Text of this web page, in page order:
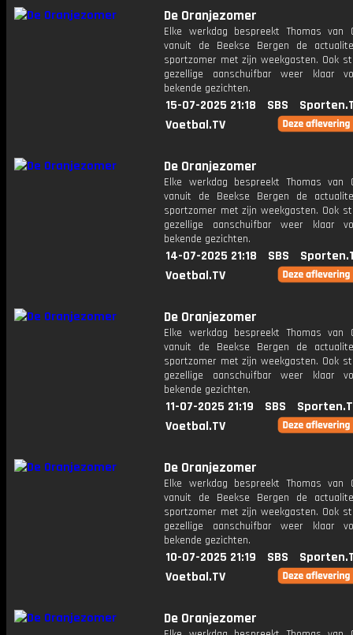
De Oranjezomer
Elke werkdag bespreekt Thomas van
vanuit de Beekse Bergen de
sportzomer met zijn weekgasten. Ook
gezellige aanschuifbar weer klaar
bekende gezichten.
15-07-2025 21:18 SBS
Voetbal.TV
De Oranjezomer
Elke werkdag bespreekt Thomas van
vanuit de Beekse Bergen de
sportzomer met zijn weekgasten. Ook
gezellige aanschuifbar weer klaar
bekende gezichten.
14-07-2025 21:18 SBS
Voetbal.TV
De Oranjezomer
Elke werkdag bespreekt Thomas van
vanuit de Beekse Bergen de
sportzomer met zijn weekgasten. Ook
gezellige aanschuifbar weer klaar
bekende gezichten.
11-07-2025 21:19 SBS
Voetbal.TV
De Oranjezomer
Elke werkdag bespreekt Thomas van
vanuit de Beekse Bergen de
sportzomer met zijn weekgasten. Ook
gezellige aanschuifbar weer klaar
bekende gezichten.
10-07-2025 21:19 SBS
Voetbal.TV
De Oranjezomer